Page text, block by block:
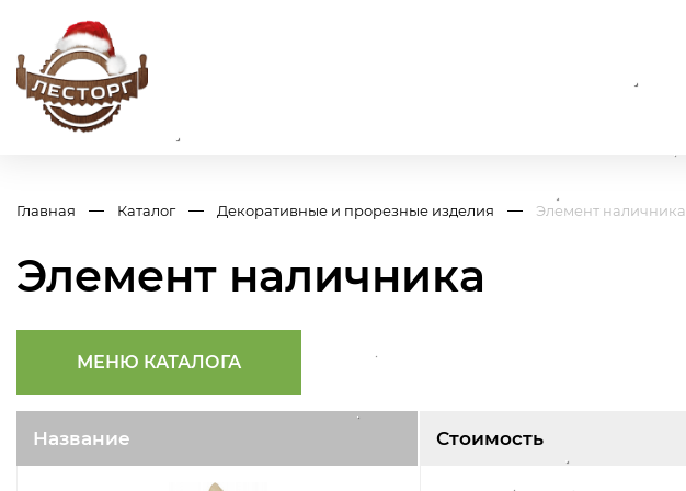
Главная Каталог Декоративные и прорезные изделия Элемент наличника
Элемент наличника
МЕНЮ КАТАЛОГА
Название Стоимость